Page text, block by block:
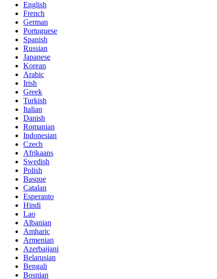
English
French
German
Portuguese
Spanish
Russian
Japanese
Korean
Arabic
Irish
Greek
Turkish
Italian
Danish
Romanian
Indonesian
Czech
Afrikaans
Swedish
Polish
Basque
Catalan
Esperanto
Hindi
Lao
Albanian
Amharic
Armenian
Azerbaijani
Belarusian
Bengali
Bosnian